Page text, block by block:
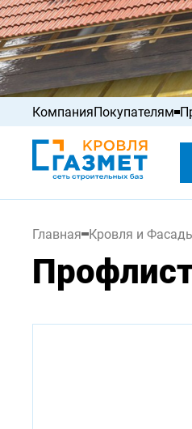
КомпанияПокупателям
Акции
Распродажа
Главная Кровля и